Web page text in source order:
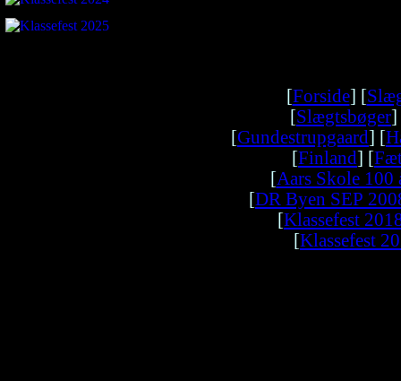
[Forside] [
[Slægtsbøger]
[Gundestrupgaard] [
[Finland] [
[Aars Skole 100
[DR Byen SEP
[Klassefest
[Klassefest